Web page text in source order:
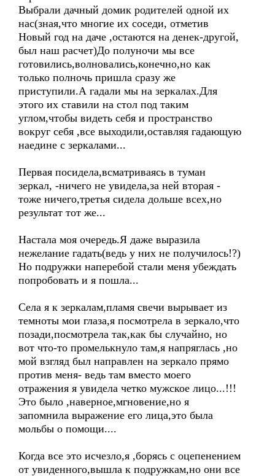
Выбрали дачный домик родителей одной их
нас(зная,что многие их соседи, отметив
Новый год на даче ,остаются на денек-другой,
был наш расчет)До полуночи мы все
готовились,волновались,конечно,но как
только полночь пришла сразу же
приступили.А гадали мы на зеркалах.Для
этого их ставили на стол под таким
углом,чтобы видеть себя и пространство
вокруг себя ,все выходили,оставляя гадающую
наедине с зеркалами...
Первая посидела,всматриваясь в туман
зеркал, -ничего не увидела,за ней вторая -
тоже ничего,третья сидела дольше всех,но
результат тот же...
Настала моя очередь.Я даже выразила
нежелание гадать(ведь у них не получилось!?)
Но подружки наперебой стали меня убеждать
попробовать и я пошла...
Села я к зеркалам,пламя свечи вырывает из
темноты мои глаза,я посмотрела в зеркало,что
позади,посмотрела так,как бы случайно, но
вот что-то промелькнуло там,я напряглась ,но
мой взгляд был направлен на зеркало прямо
против меня- ведь там вместо моего
отражения я увидела четко мужское лицо...!!!
Это было ,наверное,мгновение,но я
запомнила выражение его лица,это была
мольбы о помощи....
Когда все это исчезло,я ,борясь с оцепенением
от увиденного,вышла к подружкам,но они все